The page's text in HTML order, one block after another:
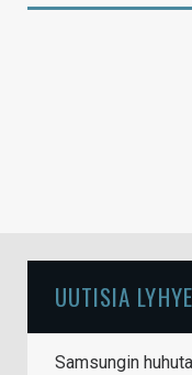
UUTISIA
Samsungin